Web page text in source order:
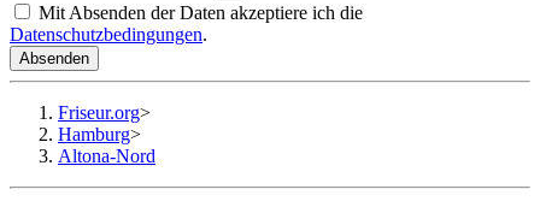
Mit Absenden der Daten akzeptiere ich die
Datenschutzbedingungen.
Absenden
Friseur.org>
Hamburg>
Altona-Nord